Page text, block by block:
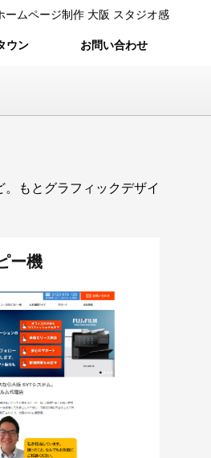
ームページ制作 大阪 スタジオ感
ウン お問い合わせ
もとグラフィックデザイ
ー機